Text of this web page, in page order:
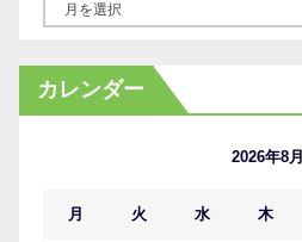
カ
イ
カレンダー
2026年8月
月 火 水 木